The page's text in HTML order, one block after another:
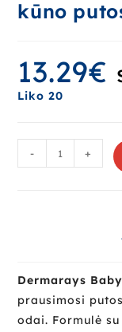
kūno
13.29€
Liko 20
- +
Dermarays
prausimosi
odai. Formulė